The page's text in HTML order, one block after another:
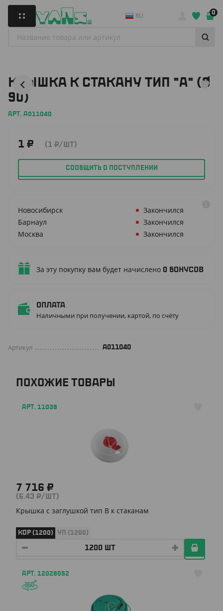
RU 0
КРЫШКА К СТАКАНУ ТИП "А" (Ø
90)
АРТ. A011040
1 ₽ (1 ₽/ШТ)
СООБЩИТЬ О ПОСТУПЛЕНИИ
Новосибирск
Закончился
Барнаул
Закончился
Москва
Закончился
За эту покупку вам будет начислено 0 бонусов
Оплата
Наличными при получении, картой, по счёту
Артикул A011040
ПОХОЖИЕ ТОВАРЫ
АРТ. 11038
7 716 ₽
(6.43 ₽/ШТ)
Крышка с заглушкой тип B к стаканам
КОР (1200) УП (1200)
АРТ. 12028052